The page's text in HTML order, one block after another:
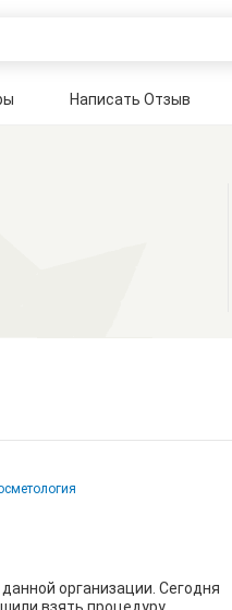
Написать Отзыв
организации. Сегодня